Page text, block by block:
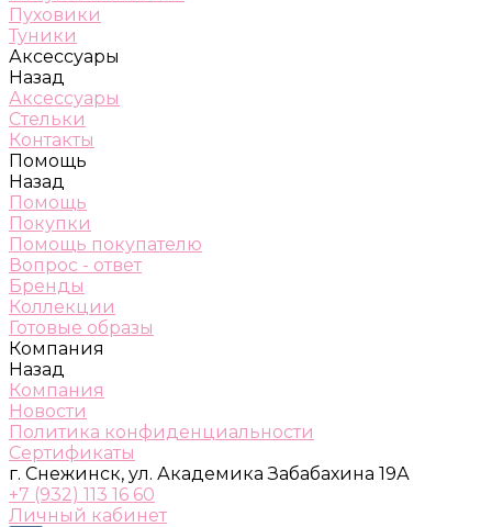
Пуховики
Туники
Аксессуары
Назад
Аксессуары
Стельки
Контакты
Помощь
Назад
Помощь
Покупки
Помощь покупателю
Вопрос - ответ
Бренды
Коллекции
Готовые образы
Компания
Назад
Компания
Новости
Политика конфиденциальности
Сертификаты
г. Снежинск, ул. Академика Забабахина 19А
+7 (932) 113 16 60
Личный кабинет